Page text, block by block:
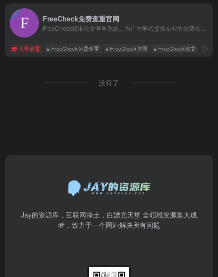
FreeCheck免费查重官网
大学教育 # FreeCheck免费查重 # FreeCheck官网 # FreeCheck论文查重
没有了
Jay的资源库，互联网净土，白嫖党天堂 全领域资源集大成
者，致力于一个网站解决所有问题